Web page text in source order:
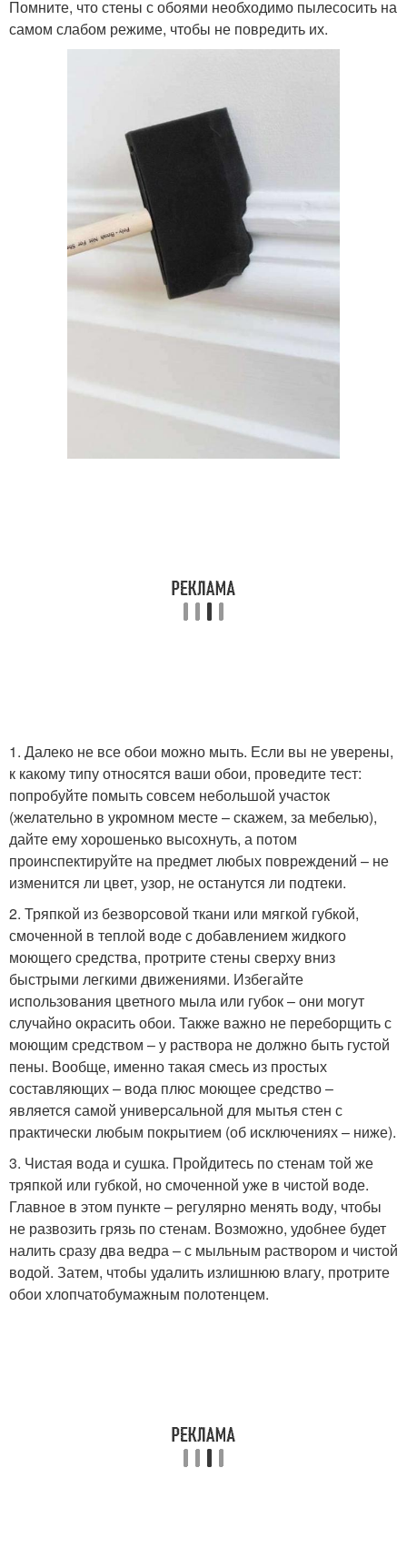
Помните, что стены с обоями необходимо пылесосить на
самом слабом режиме, чтобы не повредить их.
1. Далеко не все обои можно мыть. Если вы не уверены,
к какому типу относятся ваши обои, проведите тест:
попробуйте помыть совсем небольшой участок
(желательно в укромном месте – скажем, за мебелью),
дайте ему хорошенько высохнуть, а потом
проинспектируйте на предмет любых повреждений – не
изменится ли цвет, узор, не останутся ли подтеки.
2. Тряпкой из безворсовой ткани или мягкой губкой,
смоченной в теплой воде с добавлением жидкого
моющего средства, протрите стены сверху вниз
быстрыми легкими движениями. Избегайте
использования цветного мыла или губок – они могут
случайно окрасить обои. Также важно не переборщить с
моющим средством – у раствора не должно быть густой
пены. Вообще, именно такая смесь из простых
составляющих – вода плюс моющее средство –
является самой универсальной для мытья стен с
практически любым покрытием (об исключениях – ниже).
3. Чистая вода и сушка. Пройдитесь по стенам той же
тряпкой или губкой, но смоченной уже в чистой воде.
Главное в этом пункте – регулярно менять воду, чтобы
не развозить грязь по стенам. Возможно, удобнее будет
налить сразу два ведра – с мыльным раствором и чистой
водой. Затем, чтобы удалить излишнюю влагу, протрите
обои хлопчатобумажным полотенцем.